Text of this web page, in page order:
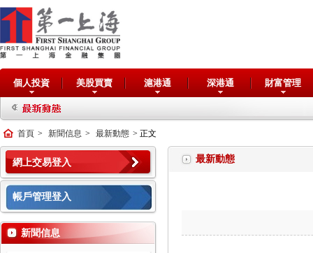
個人投資 美股買賣 滬港通 深港通 財富管理
首頁 > 新聞信息 > 最新動態 > 正文
網上交易登入
帳戶管理登入
新聞信息
最新動態